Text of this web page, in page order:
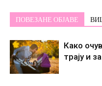
ПОВЕЗАНЕ ОБЈАВЕ
Како
трају и